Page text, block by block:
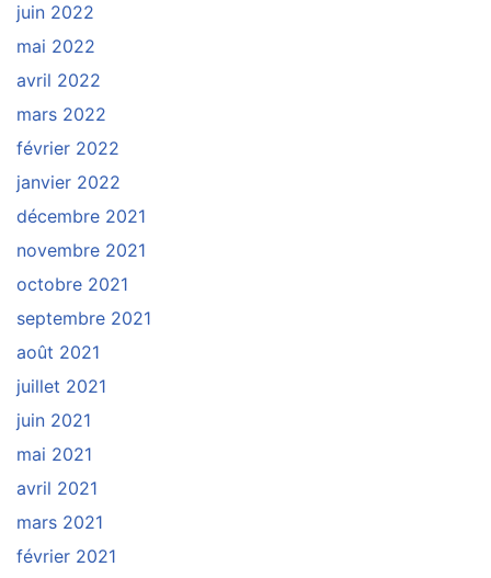
juin 2022
mai 2022
avril 2022
mars 2022
février 2022
janvier 2022
décembre 2021
novembre 2021
octobre 2021
septembre 2021
août 2021
juillet 2021
juin 2021
mai 2021
avril 2021
mars 2021
février 2021